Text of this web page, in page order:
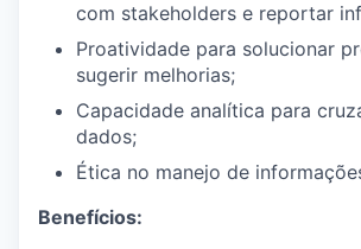
com stakeholders e reportar
Proatividade para solucionar
sugerir melhorias;
Capacidade analítica para
dados;
Ética no manejo de
Benefícios: